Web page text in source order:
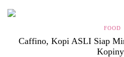
FOOD
Caffino, Kopi ASLI Siap